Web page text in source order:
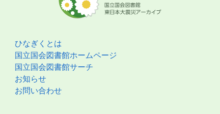
ひなぎくとは
国立国会図書館ホームページ
国立国会図書館サーチ
お知らせ
お問い合わせ